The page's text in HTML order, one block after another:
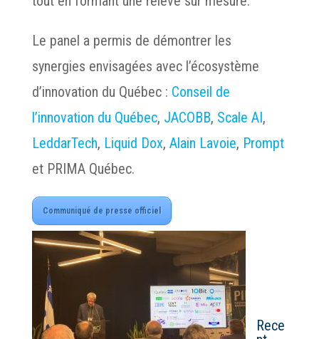
Le panel a permis de démontrer les
synergies envisagées avec l’écosystème
d’innovation du Québec : Conseil de
l’innovation du Québec, JACOBB, Scale AI,
LeddarTech, Liquid Dox, Alain Lavoie, Prompt
et PRIMA Québec.
Communiqué de presse officiel
Rece